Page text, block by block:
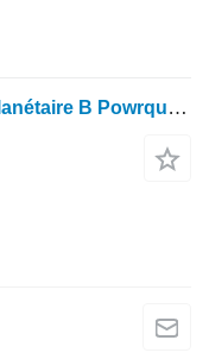
John Deere Carter de réducteur planétaire B Powrquad pour transmissions 6200, 7500 et 7700 (R1011) R101159, R95316 pour tracteur à roues 6400